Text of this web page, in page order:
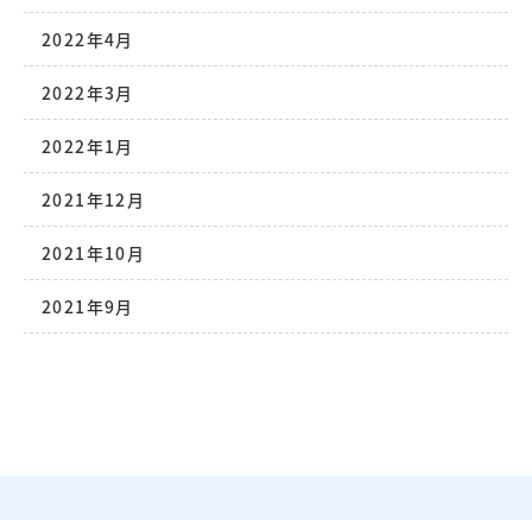
2022年4月
2022年3月
2022年1月
2021年12月
2021年10月
2021年9月